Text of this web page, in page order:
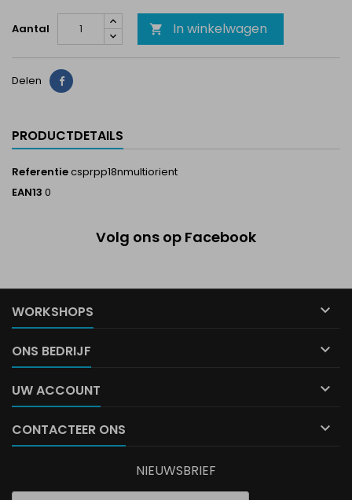
Aantal  In winkelwagen
Delen Delen
PRODUCTDETAILS
Referentiecsprpp18nmultiorient
EAN13 0
Volg ons op Facebook
WORKSHOPS 
ONS BEDRIJF 
UW ACCOUNT 
CONTACTEER ONS 
NIEUWSBRIEF